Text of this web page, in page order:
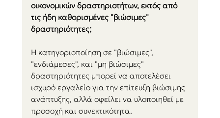
οικονομικών δραστηριοτήτων, εκτός από
τις ήδη καθορισμένες "βιώσιμες"
δραστηριότητες;
Η κατηγοριοποίηση σε "βιώσιμες",
"ενδιάμεσες", και "μη βιώσιμες"
δραστηριότητες μπορεί να αποτελέσει
ισχυρό εργαλείο για την επίτευξη βιώσιμης
ανάπτυξης, αλλά οφείλει να υλοποιηθεί με
προσοχή και συνεκτικότητα.